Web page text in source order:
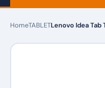
HomeTABLETLenovo Idea Tab